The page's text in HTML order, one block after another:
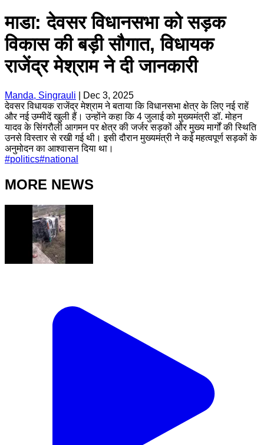
माडा: देवसर विधानसभा को सड़क
विकास की बड़ी सौगात, विधायक
राजेंद्र मेश्राम ने दी जानकारी
Manda, Singrauli
Dec 3, 2025
देवसर विधायक राजेंद्र मेश्राम ने बताया कि विधानसभा क्षेत्र के लिए नई राहें
और नई उम्मीदें खुली हैं। उन्होंने कहा कि 4 जुलाई को मुख्यमंत्री डॉ. मोहन
यादव के सिंगरौली आगमन पर क्षेत्र की जर्जर सड़कों और मुख्य मार्गों की स्थिति
उनसे विस्तार से रखी गई थी। इसी दौरान मुख्यमंत्री ने कई महत्वपूर्ण सड़कों के
अनुमोदन का आश्वासन दिया था।
#politics#national
MORE NEWS